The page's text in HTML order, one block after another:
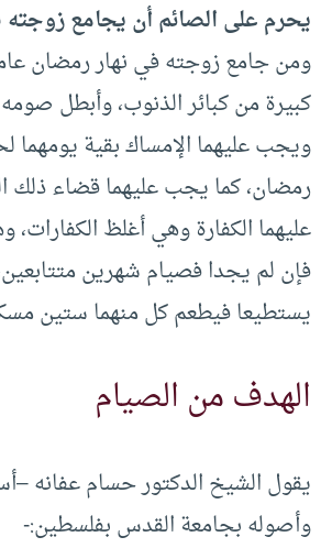
يحرم على الصائم أن يجامع
ومن جامع زوجته في نهار رمضان
كبيرة من كبائر الذنوب، وأبطل
ويجب عليهما الإمساك بقية يومهما
رمضان، كما يجب عليهما قضاء ذلك
عليهما الكفارة وهي أغلظ
فإن لم يجدا فصيام شهرين
يستطيعا فيطعم كل منهما ستين
الهدف من الصيام
يقول الشيخ الدكتور حسام عفانه
وأصوله بجامعة القدس بفلسطين:-